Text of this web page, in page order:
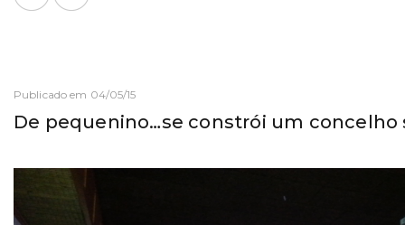
Publicado em 04/05/15
De pequenino…se constrói um concelho